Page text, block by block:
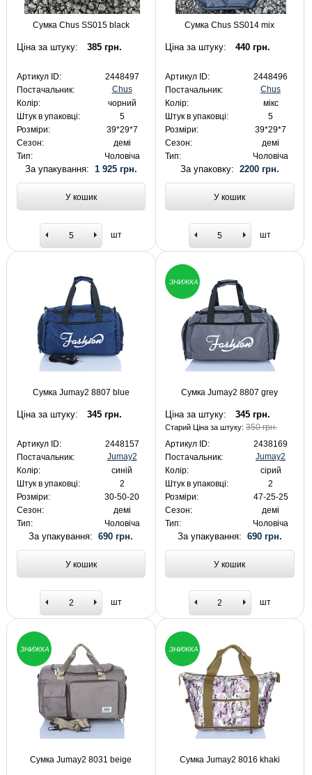
Сумка Chus SS015 black
Ціна за штуку: 385 грн.
Артикул ID:
2448497
Постачальник:
Chus
Колір:
чорний
Штук в упаковці:
5
Розміри:
39*29*7
Сезон:
демі
Тип:
Чоловіча
За упакування: 1 925 грн.
У кошик
шт
Сумка Chus SS014 mix
Ціна за штуку: 440 грн.
Артикул ID:
2448496
Постачальник:
Chus
Колір:
мікс
Штук в упаковці:
5
Розміри:
39*29*7
Сезон:
демі
Тип:
Чоловіча
За упаковку: 2200 грн.
У кошик
шт
Сумка Jumay2 8807 blue
Ціна за штуку: 345 грн.
Артикул ID:
2448157
Постачальник:
Jumay2
Колір:
синій
Штук в упаковці:
2
Розміри:
30-50-20
Сезон:
демі
Тип:
Чоловіча
За упакування:690 грн.
У кошик
шт
ЗНИЖКА
Сумка Jumay2 8807 grey
Ціна за штуку: 345 грн.
Старий Ціна за штуку:350 грн.
Артикул ID:
2438169
Постачальник:
Jumay2
Колір:
сірий
Штук в упаковці:
2
Розміри:
47-25-25
Сезон:
демі
Тип:
Чоловіча
За упакування: 690 грн.
У кошик
шт
ЗНИЖКА
Сумка Jumay2 8031 ​​beige
ЗНИЖКА
Сумка Jumay2 8016 khaki